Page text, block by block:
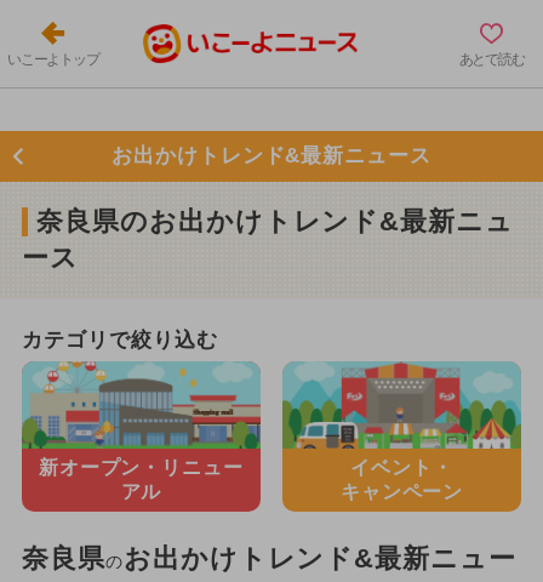
いこーよトップ あとで読む
お出かけトレンド&最新ニュース
奈良県のお出かけトレンド&最新ニュ
ース
カテゴリで絞り込む
新オープン・ リニュー
アル
イベント・
キャンペーン
奈良県のお出かけトレンド&最新ニュー